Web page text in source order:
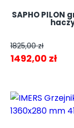
SAPHO PILON
1825,00zł
Pierwotna
1825,00 zł.
1492,00 zł